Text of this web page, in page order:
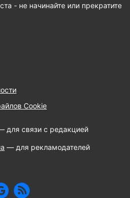
- не начинайте или прекратите
Cookie
для связи с редакцией
— для рекламодателей